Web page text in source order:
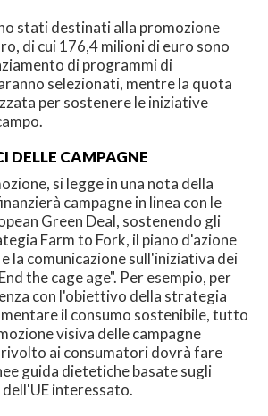
stati destinati alla promozione
di cui 176,4 milioni di euro sono
di programmi di
selezionati, mentre la quota
per sostenere le iniziative
DELLE CAMPAGNE
si legge in una nota della
campagne in linea con le
Green Deal, sostenendo gli
Farm to Fork, il piano d'azione
la comunicazione sull'iniziativa dei
the cage age". Per esempio, per
con l'obiettivo della strategia
il consumo sostenibile, tutto
visiva delle campagne
ai consumatori dovrà fare
guida dietetiche basate sugli
interessato.